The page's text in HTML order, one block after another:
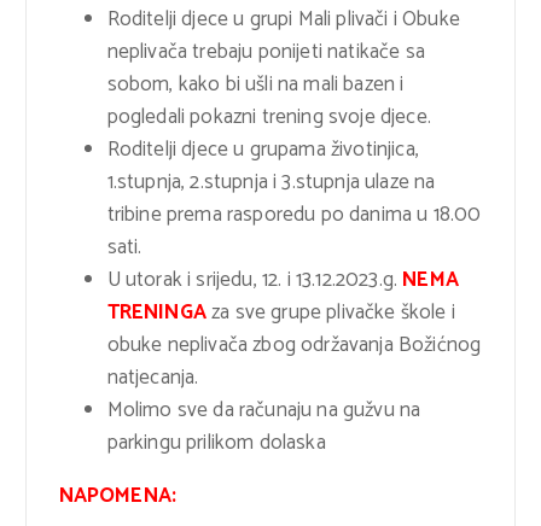
Roditelji djece u grupi Mali plivači i Obuke
neplivača trebaju ponijeti natikače sa
sobom, kako bi ušli na mali bazen i
pogledali pokazni trening svoje djece.
Roditelji djece u grupama životinjica,
1.stupnja, 2.stupnja i 3.stupnja ulaze na
tribine prema rasporedu po danima u 18.00
sati.
U utorak i srijedu, 12. i 13.12.2023.g. NEMA
TRENINGAza sve grupe plivačke škole i
obuke neplivača zbog održavanja Božićnog
natjecanja.
Molimo sve da računaju na gužvu na
parkingu prilikom dolaska
NAPOMENA: